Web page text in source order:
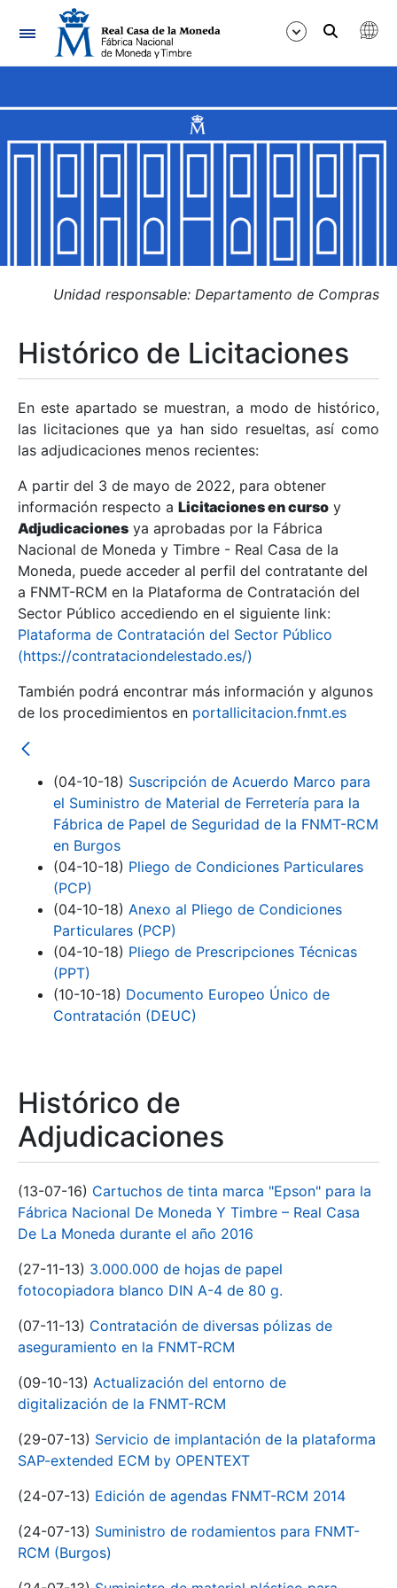
Navegación
Mostrar/Ocultar
Mostrar/Ocultar
Mostrar/Ocultar
Mostrar/Ocultar
Mostrar/Ocultar
Mostrar/Ocultar
Unidad responsable: Departamento de Compras
Histórico de Licitaciones
En este apartado se muestran, a modo de histórico,
las licitaciones que ya han sido resueltas, así como
las adjudicaciones menos recientes:
A partir del 3 de mayo de 2022, para obtener
información respecto a Licitaciones en curso y
Adjudicaciones ya aprobadas por la Fábrica
Nacional de Moneda y Timbre - Real Casa de la
Moneda, puede acceder al perfil del contratante del
a FNMT-RCM en la Plataforma de Contratación del
Sector Público accediendo en el siguiente link:
Plataforma de Contratación del Sector Público
(https://contrataciondelestado.es/)
También podrá encontrar más información y algunos
de los procedimientos en portallicitacion.fnmt.es
(04-10-18) Suscripción de Acuerdo Marco para
el Suministro de Material de Ferretería para la
Fábrica de Papel de Seguridad de la FNMT-RCM
en Burgos
(04-10-18) Pliego de Condiciones Particulares
(PCP)
(04-10-18) Anexo al Pliego de Condiciones
Particulares (PCP)
(04-10-18) Pliego de Prescripciones Técnicas
(PPT)
(10-10-18) Documento Europeo Único de
Contratación (DEUC)
Histórico de
Adjudicaciones
(13-07-16) Cartuchos de tinta marca "Epson" para la
Fábrica Nacional De Moneda Y Timbre – Real Casa
De La Moneda durante el año 2016
(27-11-13) 3.000.000 de hojas de papel
fotocopiadora blanco DIN A-4 de 80 g.
(07-11-13) Contratación de diversas pólizas de
aseguramiento en la FNMT-RCM
(09-10-13) Actualización del entorno de
digitalización de la FNMT-RCM
(29-07-13) Servicio de implantación de la plataforma
SAP-extended ECM by OPENTEXT
(24-07-13) Edición de agendas FNMT-RCM 2014
(24-07-13) Suministro de rodamientos para FNMT-
RCM (Burgos)